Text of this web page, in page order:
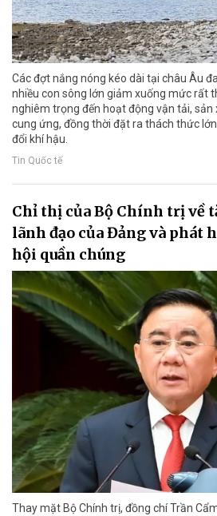
Các đợt nắng nóng kéo dài tại châu Âu
nhiều con sông lớn giảm xuống mức rất
nghiêm trọng đến hoạt động vận tải,
cung ứng, đồng thời đặt ra thách thức
đổi khí hậu.
Tin Quốc tế
Chỉ thị của Bộ Chính trị về
lãnh đạo của Đảng và phát
hội quần chúng
Thay mặt Bộ Chính trị, đồng chí Trần